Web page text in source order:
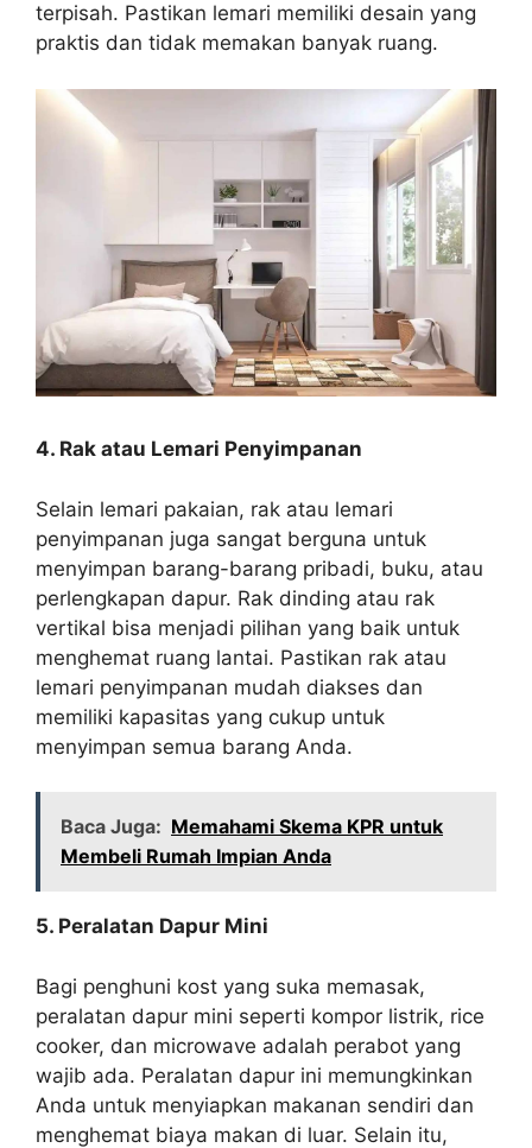
terpisah. Pastikan lemari memiliki desain yang
praktis dan tidak memakan banyak ruang.
4. Rak atau Lemari Penyimpanan
Selain lemari pakaian, rak atau lemari
penyimpanan juga sangat berguna untuk
menyimpan barang-barang pribadi, buku, atau
perlengkapan dapur. Rak dinding atau rak
vertikal bisa menjadi pilihan yang baik untuk
menghemat ruang lantai. Pastikan rak atau
lemari penyimpanan mudah diakses dan
memiliki kapasitas yang cukup untuk
menyimpan semua barang Anda.
Baca Juga: Memahami Skema KPR untuk
Membeli Rumah Impian Anda
5. Peralatan Dapur Mini
Bagi penghuni kost yang suka memasak,
peralatan dapur mini seperti kompor listrik, rice
cooker, dan microwave adalah perabot yang
wajib ada. Peralatan dapur ini memungkinkan
Anda untuk menyiapkan makanan sendiri dan
menghemat biaya makan di luar. Selain itu,